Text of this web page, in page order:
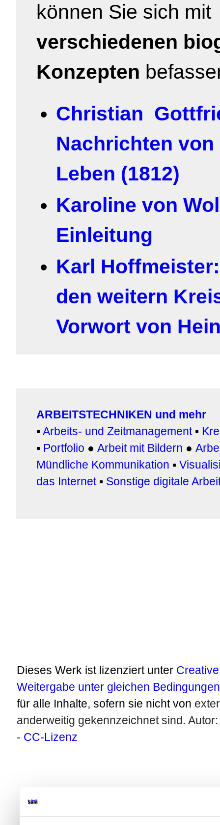
können Sie sich mit
verschiedenen
Konzepten
Christian
Nachrichten
Leben (1812)
Karoline von
Einleitung
Karl
den weitern
Vorwort von
ARBEITSTECHNIKEN und mehr
▪ Arbeits- und Zeitmanagement▪
▪ Portfolio ● Arbeit mit Bildern ●
Mündliche Kommunikation ▪
das Internet▪ Sonstige digitale
Dieses Werk ist lizenziert unter
Weitergabe unter gleichen
für alle Inhalte, sofern sie nicht von
anderweitig gekennzeichnet sind.
- CC-Lizenz